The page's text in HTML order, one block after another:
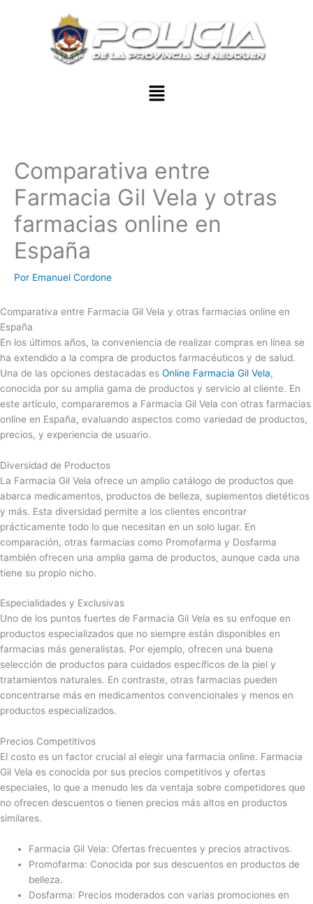
Menu
Comparativa entre
Farmacia Gil Vela y otras
farmacias online en
España
Por Emanuel Cordone
Comparativa entre Farmacia Gil Vela y otras farmacias online en
España
En los últimos años, la conveniencia de realizar compras en línea se
ha extendido a la compra de productos farmacéuticos y de salud.
Una de las opciones destacadas es Online Farmacia Gil Vela,
conocida por su amplia gama de productos y servicio al cliente. En
este artículo, compararemos a Farmacia Gil Vela con otras farmacias
online en España, evaluando aspectos como variedad de productos,
precios, y experiencia de usuario.
Diversidad de Productos
La Farmacia Gil Vela ofrece un amplio catálogo de productos que
abarca medicamentos, productos de belleza, suplementos dietéticos
y más. Esta diversidad permite a los clientes encontrar
prácticamente todo lo que necesitan en un solo lugar. En
comparación, otras farmacias como Promofarma y Dosfarma
también ofrecen una amplia gama de productos, aunque cada una
tiene su propio nicho.
Especialidades y Exclusivas
Uno de los puntos fuertes de Farmacia Gil Vela es su enfoque en
productos especializados que no siempre están disponibles en
farmacias más generalistas. Por ejemplo, ofrecen una buena
selección de productos para cuidados específicos de la piel y
tratamientos naturales. En contraste, otras farmacias pueden
concentrarse más en medicamentos convencionales y menos en
productos especializados.
Precios Competitivos
El costo es un factor crucial al elegir una farmacia online. Farmacia
Gil Vela es conocida por sus precios competitivos y ofertas
especiales, lo que a menudo les da ventaja sobre competidores que
no ofrecen descuentos o tienen precios más altos en productos
similares.
Farmacia Gil Vela: Ofertas frecuentes y precios atractivos.
Promofarma: Conocida por sus descuentos en productos de
belleza.
Dosfarma: Precios moderados con varias promociones en